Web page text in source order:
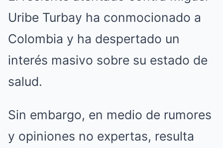
Uribe Turbay ha conmocionado a
Colombia y ha despertado un
interés masivo sobre su estado de
salud.
Sin embargo, en medio de rumores
y opiniones no expertas, resulta